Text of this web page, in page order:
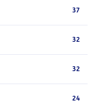
37
32
32
24